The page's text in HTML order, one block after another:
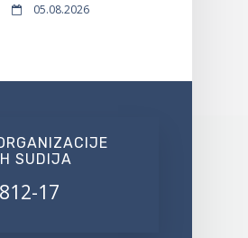
05.08.2026
SUDIJA
17